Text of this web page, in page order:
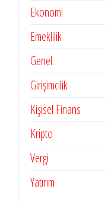
Ekonomi
Emeklilik
Genel
Girişimcilik
Kişisel Finans
Kripto
Vergi
Yatırım